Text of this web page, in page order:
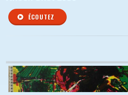
ÉCOUTEZ